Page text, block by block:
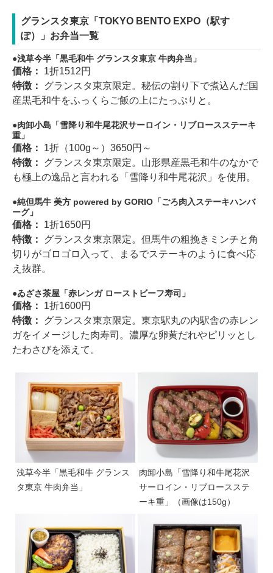
グランスタ東京「TOKYO BENTO EXPO（駅す
ぽ）」お弁当一覧
浅草今半「黒毛和牛 グランスタ東京 牛肉弁当」
価格： 1折1512円
特徴： グランスタ東京限定。秘伝の割り下で煮込んだ国
産黒毛和牛をふっくらご飯の上にたっぷりと。
肉卸小島「雪降り和牛尾花沢サーロイン・リブロースステーキ
重」
価格： 1折（100g～）3650円～
特徴： グランスタ東京限定。山形県産黒毛和牛のなかで
も極上の逸品と言われる「雪降り和牛尾花沢」を使用。
純但馬牛 美方 powered by GORIO「ごろ肉入ステーキハンバ
ーグ」
価格： 1折1650円
特徴： グランスタ東京限定。但馬牛の粗挽きミンチと角
切りがゴロゴロ入って、まるでステーキのように食べ応
え抜群。
ゐざさ茶屋「赤レンガ ローストビーフ寿司」
価格： 1折1600円
特徴： グランスタ東京限定。東京駅丸の内駅舎の赤レン
ガをイメージした肉寿司。濃厚な卵黄だれやピリッとし
たわさびを添えて。
浅草今半「黒毛和牛 グランス
タ東京 牛肉弁当」
肉卸小島「雪降り和牛尾花沢
サーロイン・リブロースステ
ーキ重」（画像は150g）